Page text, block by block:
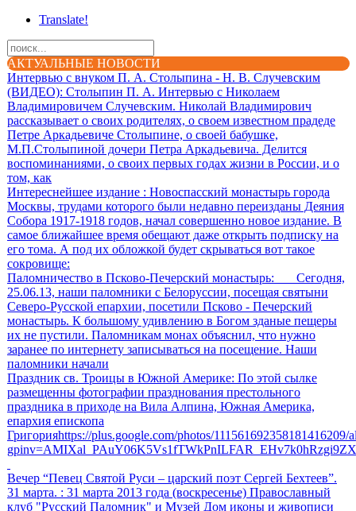
Translate!
АКТУАЛЬНЫЕ НОВОСТИ
Интервью с внуком П. А. Столыпина - Н. В. Случевским
(ВИДЕО): Столыпин П. А. Интервью с Николаем
Владимировичем Случевским. Николай Владимирович
рассказывает о своих родителях, о своем известном прадеде
Петре Аркадьевиче Столыпине, о своей бабушке,
М.П.Столыпиной дочери Петра Аркадьевича. Делится
воспоминаниями, о своих первых годах жизни в России, и о
том, как
Интереснейшее издание : Новоспасский монастырь города
Москвы, трудами которого были недавно переизданы Деяния
Собора 1917-1918 годов, начал совершенно новое издание. В
самое ближайшее время обещают даже открыть подписку на
его тома. А под их обложкой будет скрываться вот такое
сокровище:
Паломничество в Псково-Печерский монастырь: Сегодня,
25.06.13, наши паломники с Белоруссии, посещая святыни
Северо-Русской епархии, посетили Псково - Печерский
монастырь. К большому удивлению в Богом зданые пещеры
их не пустили. Паломникам монах объяснил, что нужно
заранее по интернету записываться на посещение. Наши
паломники начали
Праздник св. Троицы в Южной Америке: По этой сылке
размещенны фотографии празднования престольного
праздника в приходе на Вила Алпина, Южная Америка,
епархия епископа
Григорияhttps://plus.google.com/photos/111561692358181416209/
Вечер “Певец Святой Руси – царский поэт Сергей Бехтеев”.
31 марта. : 31 марта 2013 года (воскресенье) Православный
клуб "Русский Паломник" и Музей Дом иконы и живописи